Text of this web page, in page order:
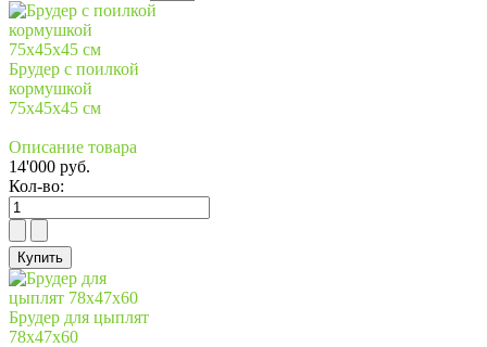
Брудер с поилкой
кормушкой
75х45х45 см
Описание товара
14'000 руб.
Кол-во:
Брудер для цыплят
78х47х60